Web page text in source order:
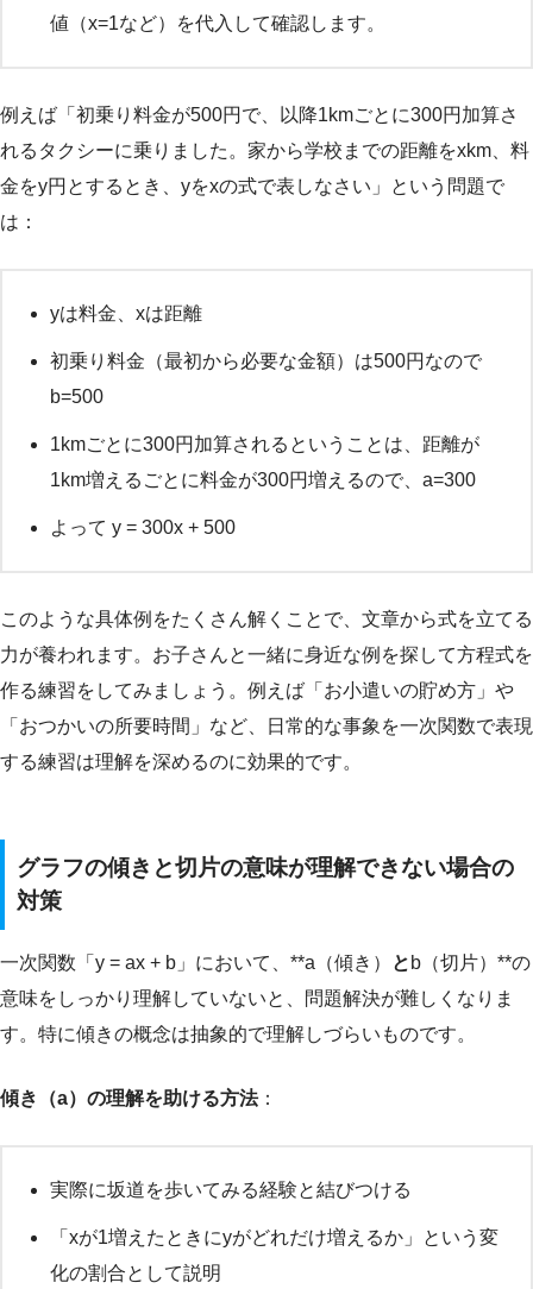
値（x=1など）を代入して確認します。
例えば「初乗り料金が500円で、以降1kmごとに300円加算さ
れるタクシーに乗りました。家から学校までの距離をxkm、料
金をy円とするとき、yをxの式で表しなさい」という問題で
は：
yは料金、xは距離
初乗り料金（最初から必要な金額）は500円なので
b=500
1kmごとに300円加算されるということは、距離が
1km増えるごとに料金が300円増えるので、a=300
よって y = 300x + 500
このような具体例をたくさん解くことで、文章から式を立てる
力が養われます。お子さんと一緒に身近な例を探して方程式を
作る練習をしてみましょう。例えば「お小遣いの貯め方」や
「おつかいの所要時間」など、日常的な事象を一次関数で表現
する練習は理解を深めるのに効果的です。
グラフの傾きと切片の意味が理解できない場合の
対策
一次関数「y = ax + b」において、**a（傾き） と b（切片）**の
意味をしっかり理解していないと、問題解決が難しくなりま
す。特に傾きの概念は抽象的で理解しづらいものです。
傾き（a）の理解を助ける方法：
実際に坂道を歩いてみる経験と結びつける
「xが1増えたときにyがどれだけ増えるか」という変
化の割合として説明